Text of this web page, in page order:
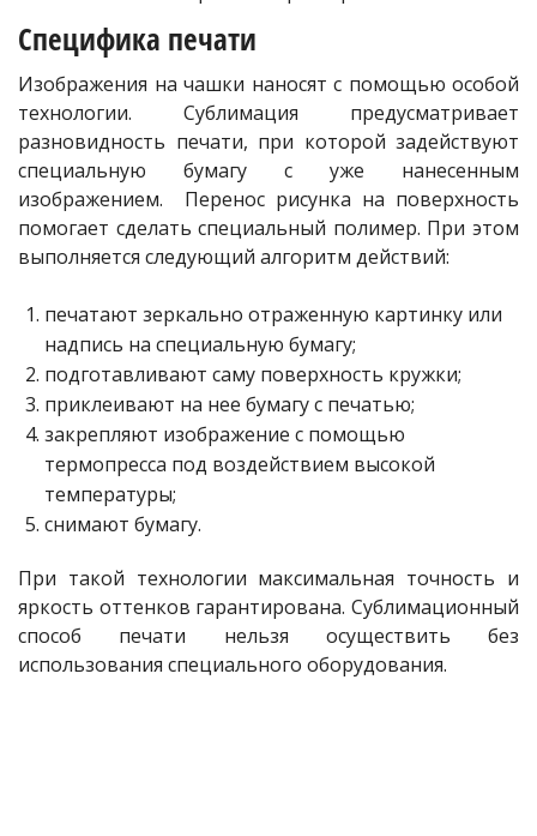
Специфика печати
Изображения на чашки наносят с помощью особой
технологии. Сублимация предусматривает
разновидность печати, при которой задействуют
специальную бумагу с уже нанесенным
изображением. Перенос рисунка на поверхность
помогает сделать специальный полимер. При этом
выполняется следующий алгоритм действий:
печатают зеркально отраженную картинку или
надпись на специальную бумагу;
подготавливают саму поверхность кружки;
приклеивают на нее бумагу с печатью;
закрепляют изображение с помощью
термопресса под воздействием высокой
температуры;
снимают бумагу.
При такой технологии максимальная точность и
яркость оттенков гарантирована. Сублимационный
способ печати нельзя осуществить без
использования специального оборудования.